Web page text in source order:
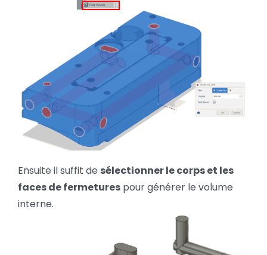
Ensuite il suffit de sélectionner le corps et les
faces de fermeturespour générer le volume
interne.